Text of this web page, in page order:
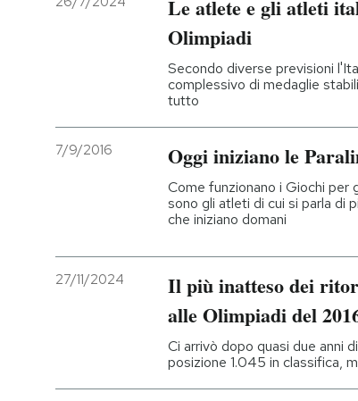
Le atlete e gli atleti
Olimpiadi
Secondo diverse previsioni
complessivo di medaglie
tutto
7/9/2016 Oggi iniziano le
Come funzionano i Giochi per
sono gli atleti di cui si parla di
che iniziano domani
27/11/2024
Il più inatteso dei
alle Olimpiadi del
Ci arrivò dopo quasi due anni
posizione 1.045 in classifica,